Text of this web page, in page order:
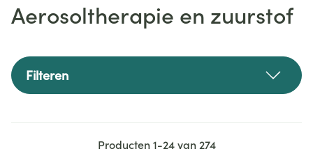
Aerosoltherapie en zuurstof
Filteren
Producten1-24van 274